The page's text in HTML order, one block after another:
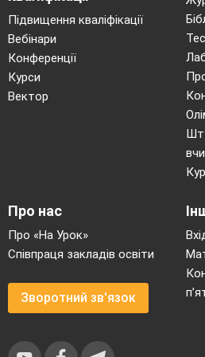
таку осінь бачили ви,
Який колір
Як ви гадаєте, як
Чи сподобались
ногами, коли ви ходили у
V. Складання
(Робота над словом)
–У вас на парті
чудовий вінок з калини.
(Дарує, милує, чарує,
Підвищення кваліфікації
Вебінари
Конференції
Курси
Вектор
Про нас
Про «На Урок»
Співпраця закладів освіти
Зворотний зв'язок